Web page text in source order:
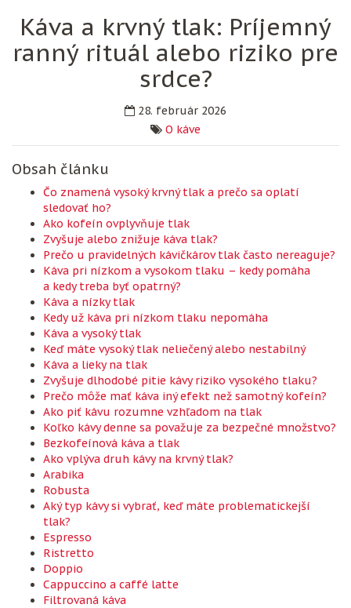
Káva a krvný tlak: Príjemný
ranný rituál alebo riziko pre
srdce?
28. február 2026
O káve
Obsah článku
Čo znamená vysoký krvný tlak a prečo sa oplatí
sledovať ho?
Ako kofeín ovplyvňuje tlak
Zvyšuje alebo znižuje káva tlak?
Prečo u pravidelných kávičkárov tlak často nereaguje?
Káva pri nízkom a vysokom tlaku – kedy pomáha
a kedy treba byť opatrný?
Káva a nízky tlak
Kedy už káva pri nízkom tlaku nepomáha
Káva a vysoký tlak
Keď máte vysoký tlak neliečený alebo nestabilný
Káva a lieky na tlak
Zvyšuje dlhodobé pitie kávy riziko vysokého tlaku?
Prečo môže mať káva iný efekt než samotný kofeín?
Ako piť kávu rozumne vzhľadom na tlak
Koľko kávy denne sa považuje za bezpečné množstvo?
Bezkofeínová káva a tlak
Ako vplýva druh kávy na krvný tlak?
Arabika
Robusta
Aký typ kávy si vybrať, keď máte problematickejší
tlak?
Espresso
Ristretto
Doppio
Cappuccino a caffé latte
Filtrovaná káva